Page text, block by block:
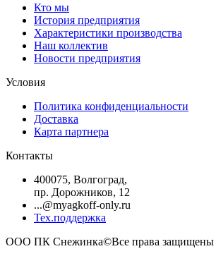
Кто мы
История предприятия
Характеристики производства
Наш коллектив
Новости предприятия
Условия
Политика конфиденциальности
Доставка
Карта партнера
Контакты
400075, Волгоград,
пр. Дорожников, 12
...@myagkoff-only.ru
Тех.поддержка
ООО ПК Снежинка©Все права защищены